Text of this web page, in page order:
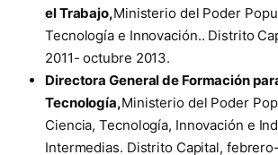
el Trabajo,Ministerio del Poder
Tecnología e Innovación.. Distrito
2011- octubre 2013.
Directora General de Formación
Tecnología,Ministerio del Poder
Ciencia, Tecnología, Innovación e
Intermedias. Distrito Capital,